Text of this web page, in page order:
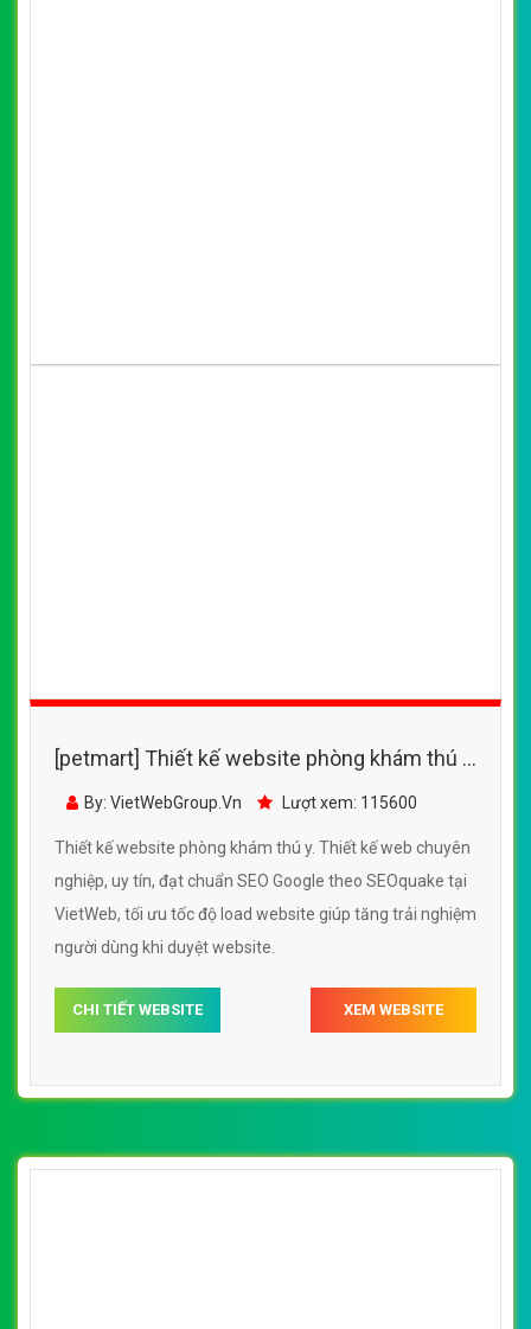
[petmart] Thiết kế website thú cưng đẹp,
chuyên nghiệp chuẩn SEO
By: VietWebGroup.Vn Lượt xem: 18900
Thiết kế website thú cưng. Thiết kế web chuyên nghiệp,
VietWeb, tối ưu tốc độ load website giúp tăng trải nghiệm
người dùng khi duyệt website.
CHI TIẾT WEBSITE XEM WEBSITE